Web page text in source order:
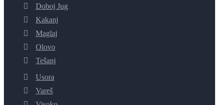
Doboj Jug
Kakanj
Maglaj
Olovo
Tešanj
Usora
Vareš